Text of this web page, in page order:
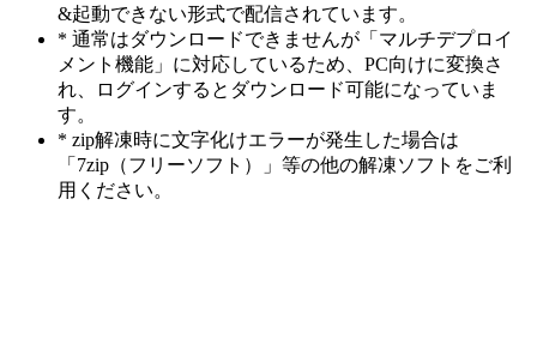
&起動できない形式で配信されています。
* 通常はダウンロードできませんが「マルチデプロイ
メント機能」に対応しているため、PC向けに変換さ
れ、ログインするとダウンロード可能になっていま
す。
* zip解凍時に文字化けエラーが発生した場合は
「7zip（フリーソフト）」等の他の解凍ソフトをご利
用ください。